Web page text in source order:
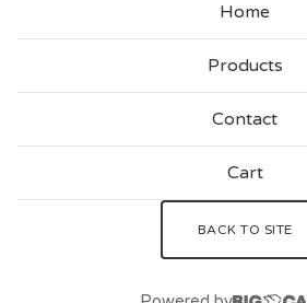
Home
Products
Contact
Cart
BACK TO SITE